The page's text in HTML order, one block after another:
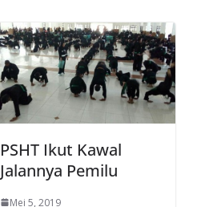
PSHT Ikut Kawal
Jalannya Pemilu
Mei 5, 2019